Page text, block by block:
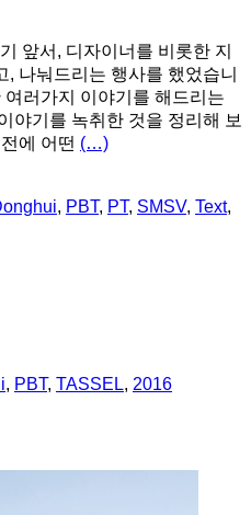
앞서, 디자이너를 비롯한 지
나눠드리는 행사를 했었습니
러가지 이야기를 해드리는
야기를 녹취한 것을 정리해 보
에 어떤 (…)
, PBT, PT, SMSV, Text,
, PBT, TASSEL, 2016